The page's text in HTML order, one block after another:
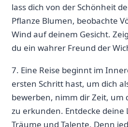
lass dich von der Schönheit
Pflanze Blumen, beobachte
Wind ⁣auf deinem Gesicht.
du ein ⁤wahrer Freund der‍
7. Eine Reise beginnt im
ersten Schritt ‍hast, um dich
bewerben, nimm ‍dir Zeit, um
zu erkunden. Entdecke deine
Träume und Talente. Denn